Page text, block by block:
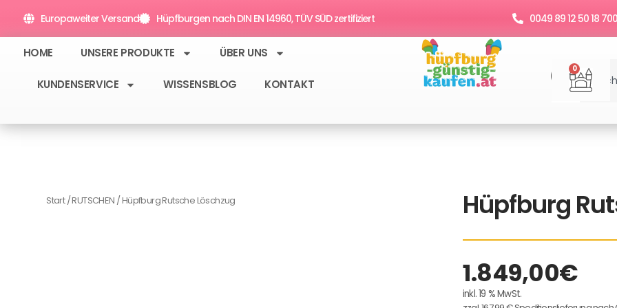
Inhalt
springen
Europaweiter Versand Hüpfburgen nach DIN EN 14960, TÜV SÜD zertifiziert 0049 89 12 50 18
HOME UNSERE PRODUKTE ÜBER UNS
KUNDENSERVICE WISSENSBLOG KONTAKT
0
Suche
Start/RUTSCHEN / Hüpfburg Rutsche Löschzug Hüpfburg
1.849,00€
inkl. 19 % MwSt.